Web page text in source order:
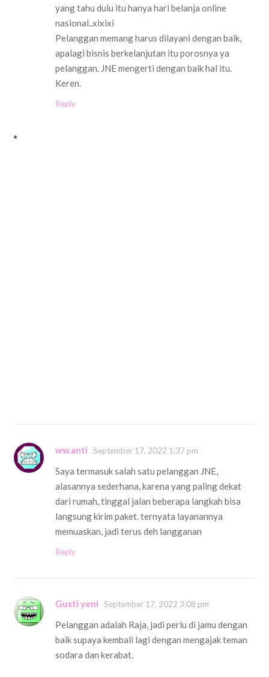
yang tahu dulu itu hanya hari belanja online
nasional..xixixi
Pelanggan memang harus dilayani dengan baik,
apalagi bisnis berkelanjutan itu porosnya ya
pelanggan. JNE mengerti dengan baik hal itu.
Keren.
Reply
ww.anti September 17, 2022 1:37 pm
Saya termasuk salah satu pelanggan JNE,
alasannya sederhana, karena yang paling dekat
dari rumah, tinggal jalan beberapa langkah bisa
langsung kirim paket. ternyata layanannya
memuaskan, jadi terus deh langganan
Reply
Gusti yeni September 17, 2022 3:08 pm
Pelanggan adalah Raja, jadi perlu di jamu dengan
baik supaya kembali lagi dengan mengajak teman
sodara dan kerabat.